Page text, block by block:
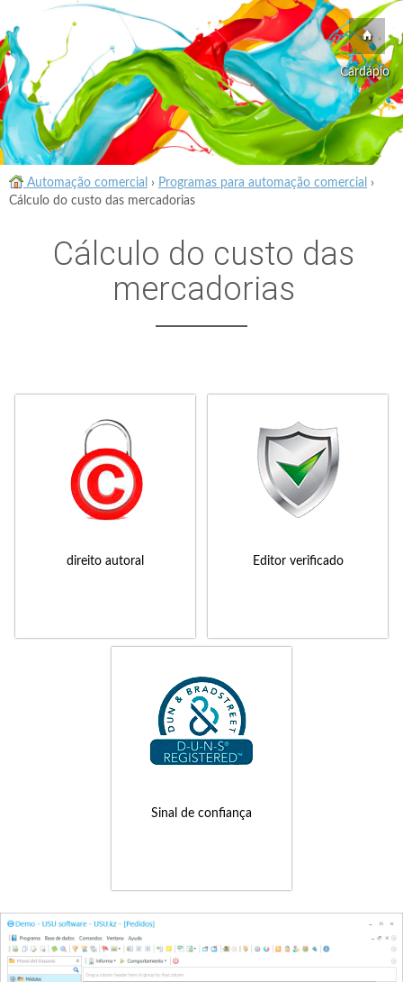
Cardápio
Automação comercial › Programas para automação comercial
›
Cálculo do custo das mercadorias
Cálculo do custo das
mercadorias
direito autoral Editor verificado
Sinal de confiança